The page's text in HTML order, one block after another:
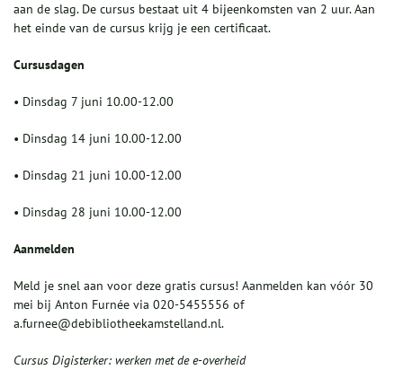
aan de slag. De cursus bestaat uit 4 bijeenkomsten van 2 uur. Aan
het einde van de cursus krijg je een certificaat.
Cursusdagen
• Dinsdag 7 juni 10.00-12.00
• Dinsdag 14 juni 10.00-12.00
• Dinsdag 21 juni 10.00-12.00
• Dinsdag 28 juni 10.00-12.00
Aanmelden
Meld je snel aan voor deze gratis cursus! Aanmelden kan vóór 30
mei bij Anton Furnée via 020-5455556 of
a.furnee@debibliotheekamstelland.nl.
Cursus Digisterker: werken met de e-overheid